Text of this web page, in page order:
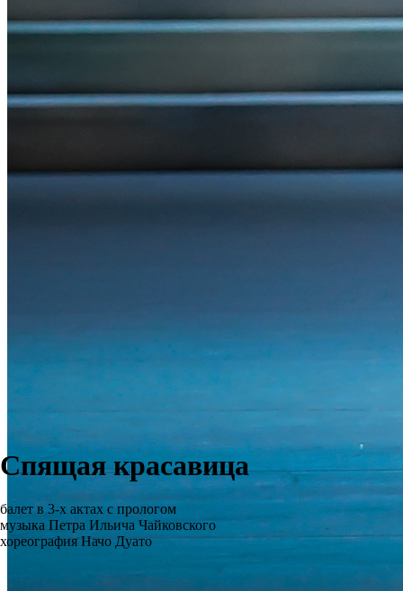
Спящая красавица
балет в 3-х актах с прологом
музыка Петра Ильича Чайковского
хореография Начо Дуато